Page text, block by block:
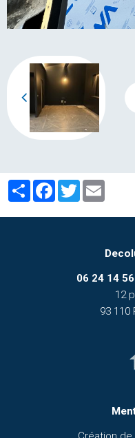
PartagerFacebook
Twitter
06 24 14
12
93 110